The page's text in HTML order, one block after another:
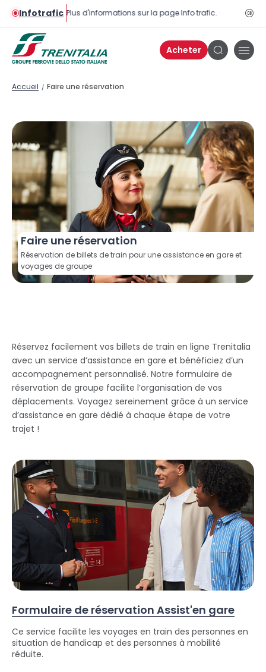
Infotrafic
est normale. Plus d'informations sur la page Info trafic.
Acheter
Bouton
Accueil / Faire une réservation
Faire une réservation
Réservation de billets de train pour une assistance en gare et
voyages de groupe
Réservez facilement vos billets de train en ligne Trenitalia
avec un service d’assistance en gare et bénéficiez d’un
accompagnement personnalisé. Notre formulaire de
réservation de groupe facilite l’organisation de vos
déplacements. Voyagez sereinement grâce à un service
d’assistance en gare dédié à chaque étape de votre
trajet !
Formulaire de réservation Assist'en gare
Ce service facilite les voyages en train des personnes en
situation de handicap et des personnes à mobilité
réduite.